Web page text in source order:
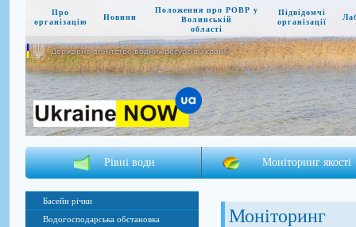
Про
організацію
Новини
Положення про РОВР у
Волинській
області
Підвідомчі
організації
Державне агентство водних ресурсів України
Рівні води Моніторинг якості
Басейн річки
Водогосподарська обстановка
Моніторинг